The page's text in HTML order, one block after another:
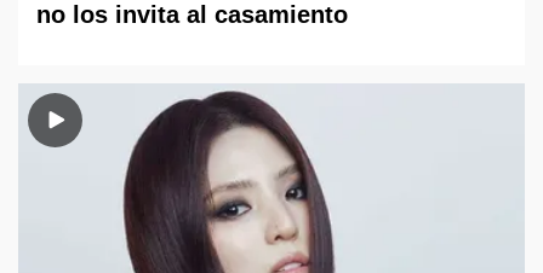
no los invita al casamiento